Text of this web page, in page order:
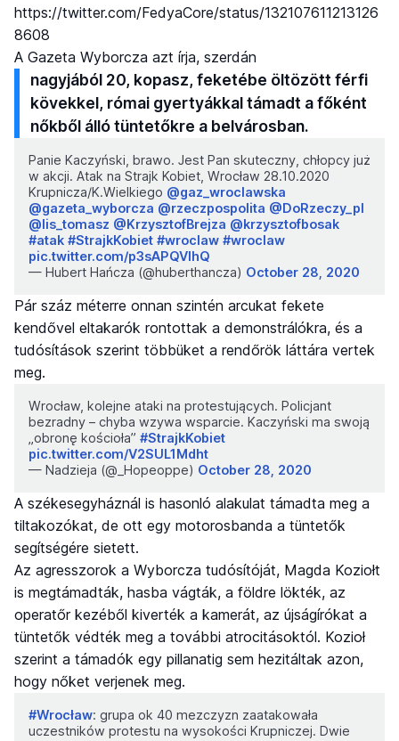
https://twitter.com/FedyaCore/status/132107611213126
8608
A Gazeta Wyborcza azt írja, szerdán
nagyjából 20, kopasz, feketébe öltözött férfi
kövekkel, római gyertyákkal támadt a főként
nőkből álló tüntetőkre a belvárosban.
Panie Kaczyński, brawo. Jest Pan skuteczny, chłopcy już
w akcji. Atak na Strajk Kobiet, Wrocław 28.10.2020
Krupnicza/K.Wielkiego @gaz_wroclawska
@gazeta_wyborcza @rzeczpospolita @DoRzeczy_pl
@lis_tomasz @KrzysztofBrejza @krzysztofbosak
#atak #StrajkKobiet #wroclaw #wroclaw
pic.twitter.com/p3sAPQVlhQ
— Hubert Hańcza (@huberthancza) October 28, 2020
Pár száz méterre onnan szintén arcukat fekete
kendővel eltakarók rontottak a demonstrálókra, és a
tudósítások szerint többüket a rendőrök láttára vertek
meg.
Wrocław, kolejne ataki na protestujących. Policjant
bezradny – chyba wzywa wsparcie. Kaczyński ma swoją
„obronę kościoła” #StrajkKobiet
pic.twitter.com/V2SUL1Mdht
— Nadzieja (@_Hopeoppe) October 28, 2020
A székesegyháznál is hasonló alakulat támadta meg a
tiltakozókat, de ott egy motorosbanda a tüntetők
segítségére sietett.
Az agresszorok a Wyborcza tudósítóját, Magda Koziołt
is megtámadták, hasba vágták, a földre lökték, az
operatőr kezéből kiverték a kamerát, az újságírókat a
tüntetők védték meg a további atrocitásoktól. Kozioł
szerint a támadók egy pillanatig sem hezitáltak azon,
hogy nőket verjenek meg.
#Wrocław: grupa ok 40 mezczyzn zaatakowała
uczestników protestu na wysokości Krupniczej. Dwie